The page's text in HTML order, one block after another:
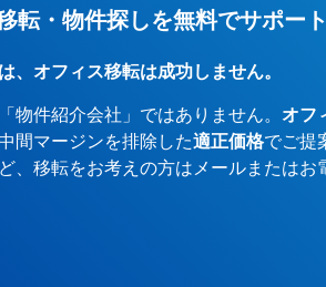
転・物件探しを無料でサポー
、オフィス移転は成功しません。
物件紹介会社」ではありません。 オフ
間マージンを排除した適正価格でご提
、移転をお考えの方はメールまたは